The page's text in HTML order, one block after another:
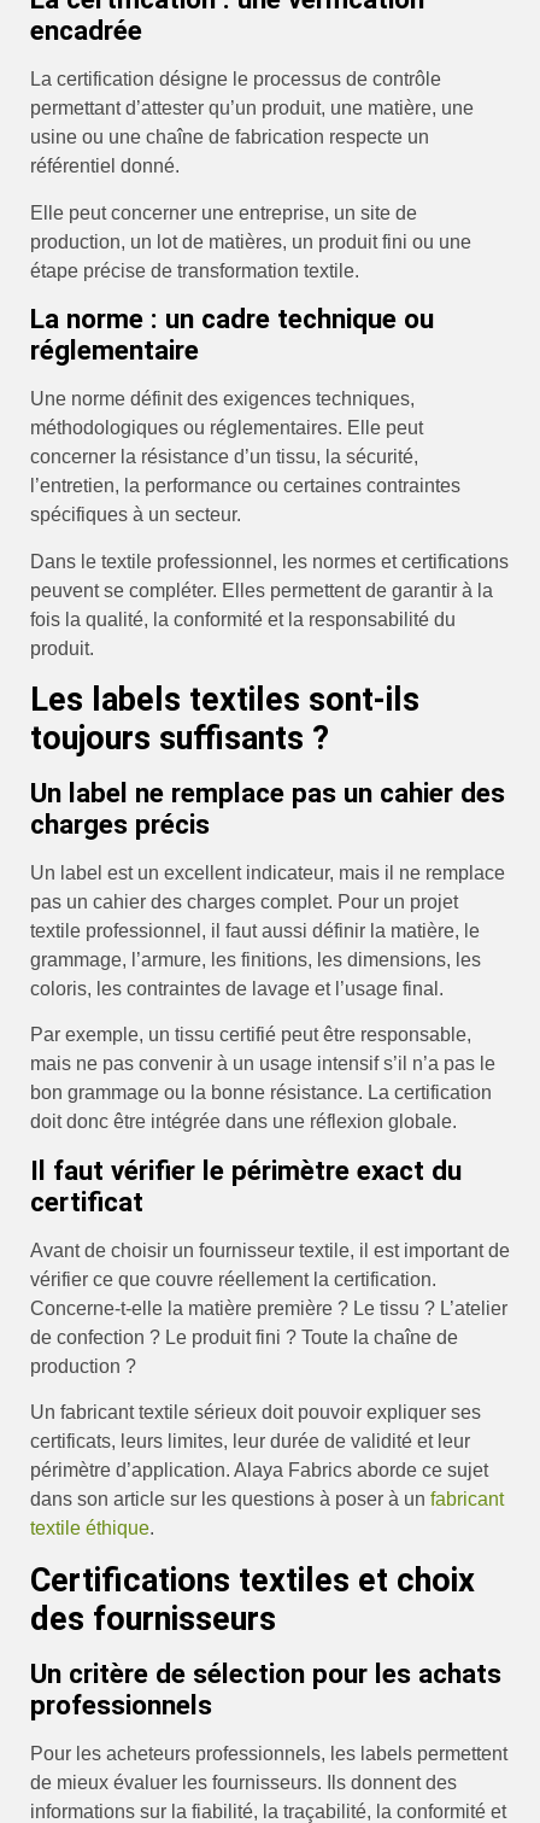
encadrée
La certification désigne le processus de contrôle
permettant d’attester qu’un produit, une matière, une
usine ou une chaîne de fabrication respecte un
référentiel donné.
Elle peut concerner une entreprise, un site de
production, un lot de matières, un produit fini ou une
étape précise de transformation textile.
La norme : un cadre technique ou
réglementaire
Une norme définit des exigences techniques,
méthodologiques ou réglementaires. Elle peut
concerner la résistance d’un tissu, la sécurité,
l’entretien, la performance ou certaines contraintes
spécifiques à un secteur.
Dans le textile professionnel, les normes et certifications
peuvent se compléter. Elles permettent de garantir à la
fois la qualité, la conformité et la responsabilité du
produit.
Les labels textiles sont-ils
toujours suffisants ?
Un label ne remplace pas un cahier des
charges précis
Un label est un excellent indicateur, mais il ne remplace
pas un cahier des charges complet. Pour un projet
textile professionnel, il faut aussi définir la matière, le
grammage, l’armure, les finitions, les dimensions, les
coloris, les contraintes de lavage et l’usage final.
Par exemple, un tissu certifié peut être responsable,
mais ne pas convenir à un usage intensif s’il n’a pas le
bon grammage ou la bonne résistance. La certification
doit donc être intégrée dans une réflexion globale.
Il faut vérifier le périmètre exact du
certificat
Avant de choisir un fournisseur textile, il est important de
vérifier ce que couvre réellement la certification.
Concerne-t-elle la matière première ? Le tissu ? L’atelier
de confection ? Le produit fini ? Toute la chaîne de
production ?
Un fabricant textile sérieux doit pouvoir expliquer ses
certificats, leurs limites, leur durée de validité et leur
périmètre d’application. Alaya Fabrics aborde ce sujet
dans son article sur les questions à poser à un fabricant
textile éthique.
Certifications textiles et choix
des fournisseurs
Un critère de sélection pour les achats
professionnels
Pour les acheteurs professionnels, les labels permettent
de mieux évaluer les fournisseurs. Ils donnent des
informations sur la fiabilité, la traçabilité, la conformité et